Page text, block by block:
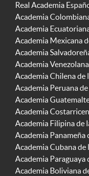
Real Academia
Academia
Academia
Academia Mexicana
Academia
Academia
Academia Chilena de
Academia Peruana
Academia
Academia
Academia Filipina de
Academia Panameña
Academia Cubana de
Academia Paraguaya
Academia Boliviana